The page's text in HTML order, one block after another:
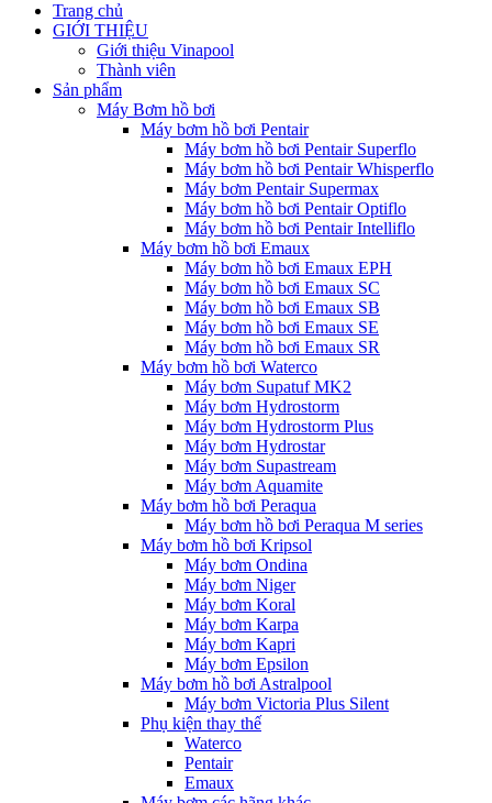
Trang chủ
GIỚI THIỆU
Giới thiệu Vinapool
Thành viên
Sản phẩm
Máy Bơm hồ bơi
Máy bơm hồ bơi Pentair
Máy bơm hồ bơi Pentair Superflo
Máy bơm hồ bơi Pentair Whisperflo
Máy bơm Pentair Supermax
Máy bơm hồ bơi Pentair Optiflo
Máy bơm hồ bơi Pentair Intelliflo
Máy bơm hồ bơi Emaux
Máy bơm hồ bơi Emaux EPH
Máy bơm hồ bơi Emaux SC
Máy bơm hồ bơi Emaux SB
Máy bơm hồ bơi Emaux SE
Máy bơm hồ bơi Emaux SR
Máy bơm hồ bơi Waterco
Máy bơm Supatuf MK2
Máy bơm Hydrostorm
Máy bơm Hydrostorm Plus
Máy bơm Hydrostar
Máy bơm Supastream
Máy bơm Aquamite
Máy bơm hồ bơi Peraqua
Máy bơm hồ bơi Peraqua M series
Máy bơm hồ bơi Kripsol
Máy bơm Ondina
Máy bơm Niger
Máy bơm Koral
Máy bơm Karpa
Máy bơm Kapri
Máy bơm Epsilon
Máy bơm hồ bơi Astralpool
Máy bơm Victoria Plus Silent
Phụ kiện thay thế
Waterco
Pentair
Emaux